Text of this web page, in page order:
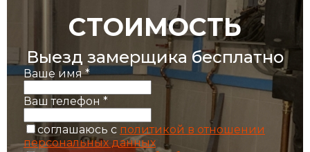
СТОИМОСТЬ
Выезд замерщика бесплатно
Ваше имя*
Ваш телефон *
соглашаюсь с политикой в отношении
персональных данных